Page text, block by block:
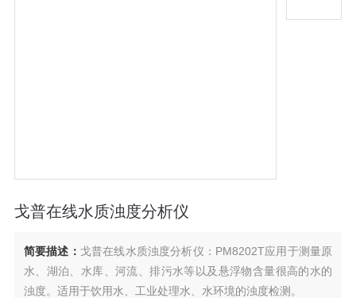
戈普在线水质浊度分析仪
简要描述： 戈普在线水质浊度分析仪：PM8202T应用于测量原
水、湖泊、水库、河流、排污水等以及悬浮物含量很高的水的
浊度。适用于饮用水、工业处理水、水环境的浊度检测。